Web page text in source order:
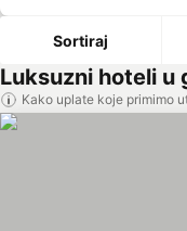
Sortiraj
Luksuzni hoteli u
Kako uplate koje primimo